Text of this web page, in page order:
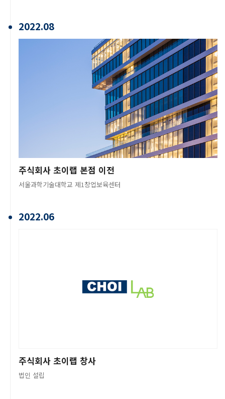
2022.08
주식회사 초이랩 본점 이전
서울과학기술대학교 제1창업보육센터
2022.06
주식회사 초이랩 창사
법인 설립